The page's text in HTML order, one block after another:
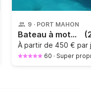
9 · PORT MAHON
Bateau à moteur Bayliner Vr6 150cv
À partir de 450 € par
60 · Super